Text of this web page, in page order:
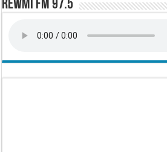
Rewmi FM 97.5